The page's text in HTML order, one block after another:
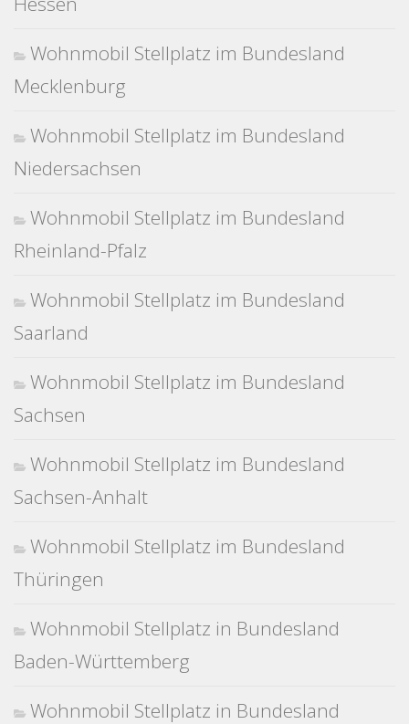
Wohnmobil Stellplatz im Bundesland
Mecklenburg
Wohnmobil Stellplatz im Bundesland
Niedersachsen
Wohnmobil Stellplatz im Bundesland
Rheinland-Pfalz
Wohnmobil Stellplatz im Bundesland
Saarland
Wohnmobil Stellplatz im Bundesland
Sachsen
Wohnmobil Stellplatz im Bundesland
Sachsen-Anhalt
Wohnmobil Stellplatz im Bundesland
Thüringen
Wohnmobil Stellplatz in Bundesland
Baden-Württemberg
Wohnmobil Stellplatz in Bundesland